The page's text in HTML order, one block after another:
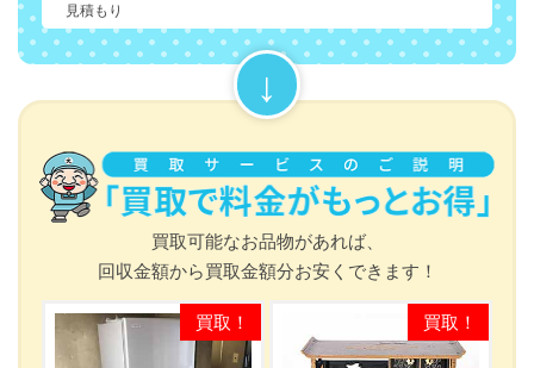
見積もり
買取可能なお品物があれば、
回収金額から買取金額分お安くできます！